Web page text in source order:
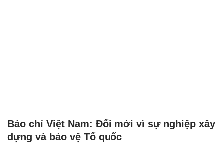
Báo chí Việt Nam: Đổi mới vì sự nghiệp xây
dựng và bảo vệ Tổ quốc